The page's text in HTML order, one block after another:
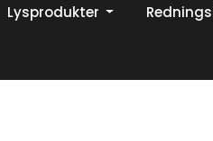
Din ekspert på brann og
Lysprodukter